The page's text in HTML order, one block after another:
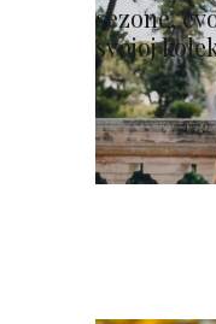
sezone,
svojoj